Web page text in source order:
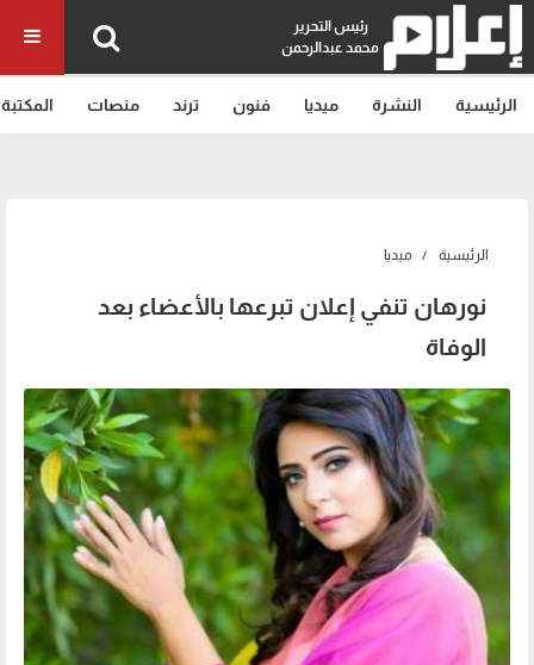
رئيس التحرير
محمد عبدالرحمن
الرئيسية النشرة ميديا فنون ترند منصات المكتبة
الرئيسية ميديا
نورهان تنفي إعلان تبرعها بالأعضاء بعد
الوفاة